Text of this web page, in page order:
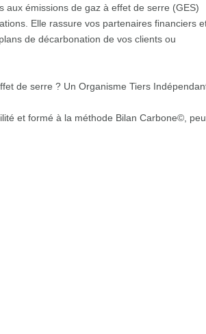
aux émissions de gaz à effet de serre (GES)
Elle rassure vos partenaires financiers
de décarbonation de vos clients ou
de serre ? Un Organisme Tiers
et formé à la méthode Bilan Carbone©,